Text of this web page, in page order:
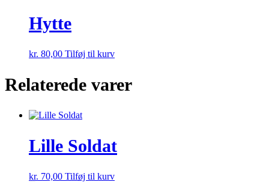
Hytte
kr. 80,00 Tilføj til kurv
Relaterede varer
Lille Soldat
kr. 70,00 Tilføj til kurv